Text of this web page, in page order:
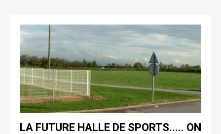
LA FUTURE HALLE DE SPORTS..... ON